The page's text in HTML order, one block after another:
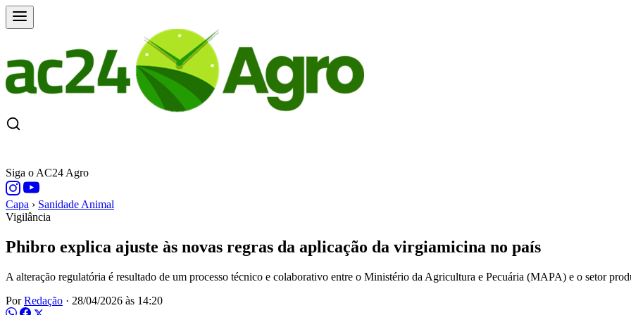
Siga o AC24 Agro
Capa › Sanidade Animal
Vigilância
Phibro explica ajuste às novas regras da aplicação da virgiamicina no país
A alteração regulatória é resultado de um processo técnico e colaborativo entre o Ministério da Agricultura e Pecuária (MAPA) e o setor
PorRedação · 28/04/2026 às 14:20